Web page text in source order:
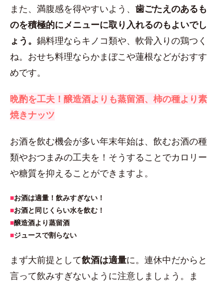
また、満腹感を得やすいよう、 歯ごたえのあるも
のを積極的にメニューに取り入れるのもよいでし
ょう。 鍋料理ならキノコ類や、軟骨入りの鶏つく
ね。おせち料理ならかまぼこや蓮根などがおすす
めです。
晩酌を工夫！醸造酒よりも蒸留酒、柿の種より素
焼きナッツ
お酒を飲む機会が多い年末年始は、飲むお酒の種
類やおつまみの工夫を！そうすることでカロリー
や糖質を抑えることができますよ。
■お酒は適量！飲みすぎない！
■お酒と同じくらい水を飲む！
■醸造酒より蒸留酒
■ジュースで割らない
まず大前提として飲酒は適量に。連休中だからと
言って飲みすぎないように注意しましょう。ま